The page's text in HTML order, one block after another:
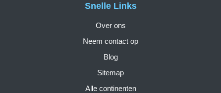
Snelle Links
Over ons
Neem contact op
Blog
Sitemap
Alle continenten